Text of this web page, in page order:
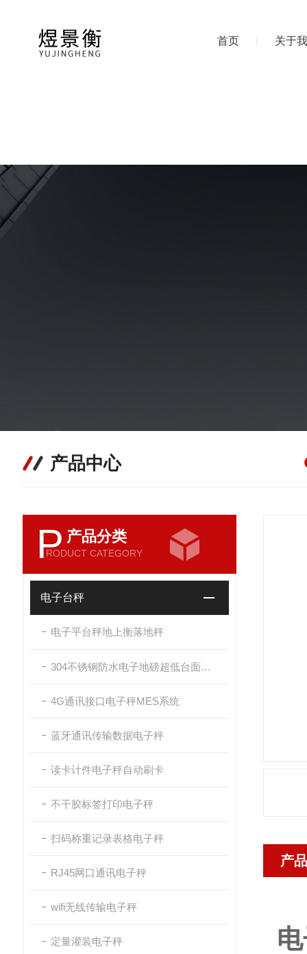
首页 关于
产品中心
P 产品分类
RODUCT CATEGORY
电子台秤
电子平台秤地上衡落地秤
304不锈钢防水电子地磅超低台面带斜坡
4G通讯接口电子秤MES系统
蓝牙通讯传输数据电子秤
读卡计件电子秤自动刷卡
不干胶标签打印电子秤
扫码称重记录表格电子秤
RJ45网口通讯电子秤
wifi无线传输电子秤
定量灌装电子秤
产